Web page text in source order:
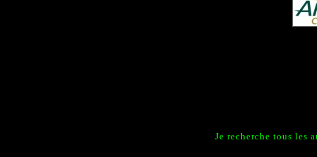
Je recherche tous les